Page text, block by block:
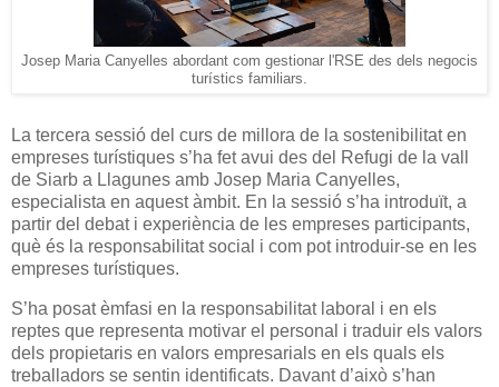
Josep Maria Canyelles abordant com gestionar l'RSE des dels negocis
turístics familiars.
La tercera sessió del curs de millora de la sostenibilitat en
empreses turístiques s’ha fet avui des del Refugi de la vall
de Siarb a Llagunes amb Josep Maria Canyelles,
especialista en aquest àmbit. En la sessió s’ha introduït, a
partir del debat i experiència de les empreses participants,
què és la responsabilitat social i com pot introduir-se en les
empreses turístiques.
S’ha posat èmfasi en la responsabilitat laboral i en els
reptes que representa motivar el personal i traduir els valors
dels propietaris en valors empresarials en els quals els
treballadors se sentin identificats. Davant d’això s’han